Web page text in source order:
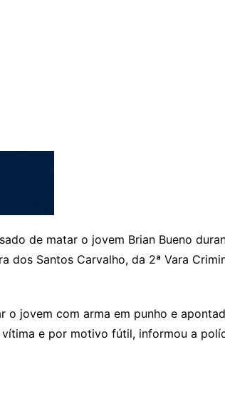
de matar o jovem Brian Bueno
dos Santos Carvalho, da 2ª Vara
jovem com arma em punho e
e por motivo fútil, informou a